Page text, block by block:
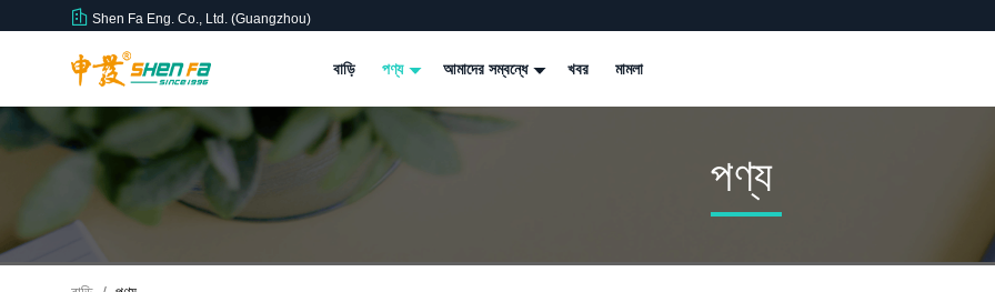
Shen Fa Eng. Co., Ltd. (Guangzhou)
বাড়ি পণ্য আমাদের সম্বন্ধে খবর মামলা
পণ্য